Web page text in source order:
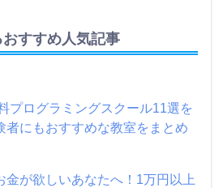
すすめ人気記事
プログラミングスクール11選を
者にもおすすめな教室をまとめ
金が欲しいあなたへ！1万円以上